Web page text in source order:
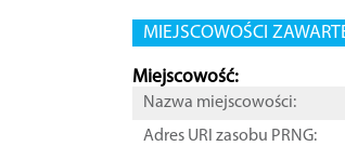
MIEJSCOWOŚCI
Miejscowość:
Nazwa miejscowości:
Adres URI zasobu PRNG: